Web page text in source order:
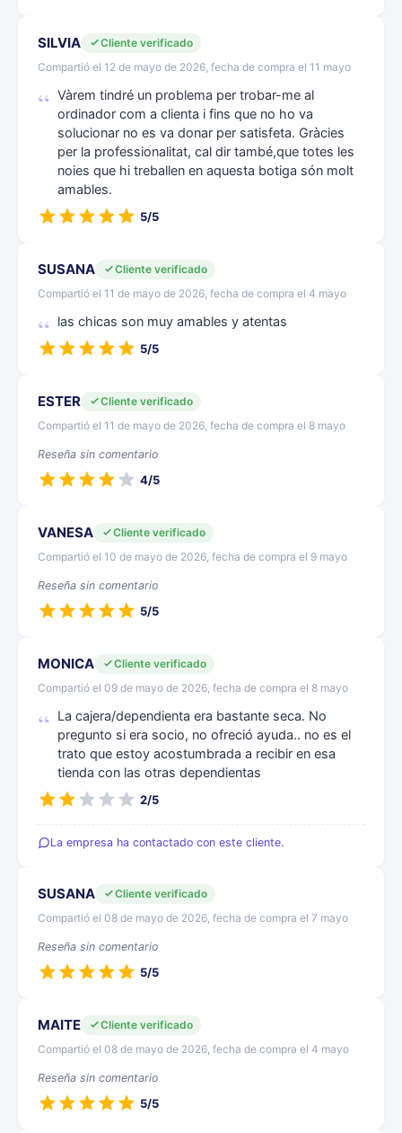
SILVIA
Cliente verificado
Compartió el 12 de mayo de 2026, fecha de compra el 11 mayo
Vàrem tindré un problema per trobar-me al
ordinador com a clienta i fins que no ho va
solucionar no es va donar per satisfeta. Gràcies
per la professionalitat, cal dir també,que totes les
noies que hi treballen en aquesta botiga són molt
amables.
5/5
SUSANA
Cliente verificado
Compartió el 11 de mayo de 2026, fecha de compra el 4 mayo
las chicas son muy amables y atentas
5/5
ESTER
Cliente verificado
Compartió el 11 de mayo de 2026, fecha de compra el 8 mayo
Reseña sin comentario
4/5
VANESA
Cliente verificado
Compartió el 10 de mayo de 2026, fecha de compra el 9 mayo
Reseña sin comentario
5/5
MONICA
Cliente verificado
Compartió el 09 de mayo de 2026, fecha de compra el 8 mayo
La cajera/dependienta era bastante seca. No
pregunto si era socio, no ofreció ayuda.. no es el
trato que estoy acostumbrada a recibir en esa
tienda con las otras dependientas
2/5
La empresa ha contactado con este cliente.
SUSANA
Cliente verificado
Compartió el 08 de mayo de 2026, fecha de compra el 7 mayo
Reseña sin comentario
5/5
MAITE
Cliente verificado
Compartió el 08 de mayo de 2026, fecha de compra el 4 mayo
Reseña sin comentario
5/5